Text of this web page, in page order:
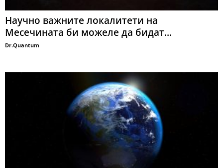
Научно важните локалитети на
Месечината би можеле да бидат...
Dr.Quantum